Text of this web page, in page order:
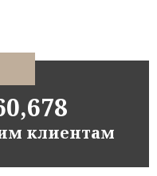
клиентам